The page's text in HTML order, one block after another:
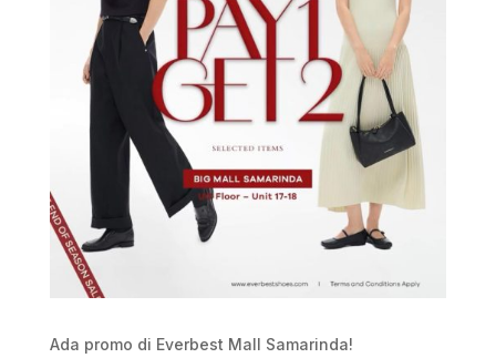
Ada promo di Everbest Mall Samarinda!